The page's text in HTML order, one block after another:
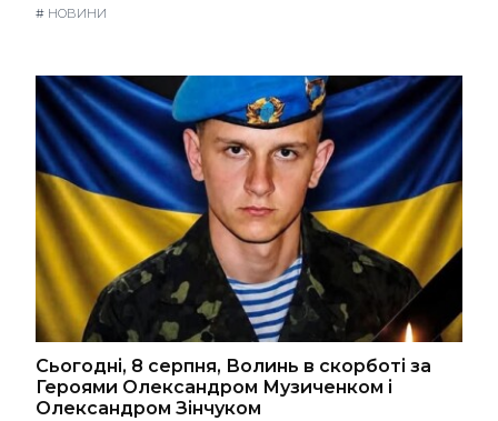
# НОВИНИ
Сьогодні, 8 серпня, Волинь в скорботі за
Героями Олександром Музиченком і
Олександром Зінчуком